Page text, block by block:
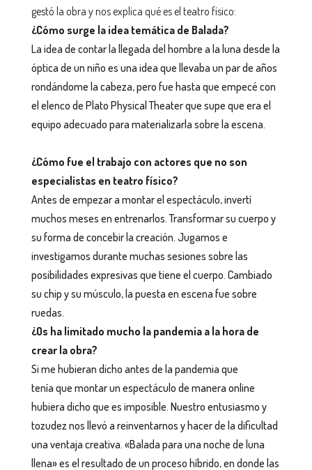
gestó la obra y nos explica qué es el teatro físico:
¿Cómo surge la idea temática de Balada?
La idea de contar la llegada del hombre a la luna desde la
óptica de un niño es una idea que llevaba un par de años
rondándome la cabeza, pero fue hasta que empecé con
el elenco de Plato Physical Theater que supe que era el
equipo adecuado para materializarla sobre la escena.
¿Cómo fue el trabajo con actores que no son
especialistas en teatro físico?
Antes de empezar a montar el espectáculo, invertí
muchos meses en entrenarlos. Transformar su cuerpo y
su forma de concebir la creación. Jugamos e
investigamos durante muchas sesiones sobre las
posibilidades expresivas que tiene el cuerpo. Cambiado
su chip y su músculo, la puesta en escena fue sobre
ruedas.
¿Os ha limitado mucho la pandemia a la hora de
crear la obra?
Si me hubieran dicho antes de la pandemia que
tenía que montar un espectáculo de manera online
hubiera dicho que es imposible. Nuestro entusiasmo y
tozudez nos llevó a reinventarnos y hacer de la dificultad
una ventaja creativa. «Balada para una noche de luna
llena» es el resultado de un proceso híbrido, en donde las